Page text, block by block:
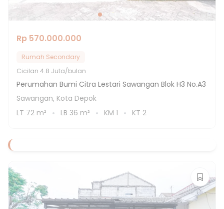
Rp 570.000.000
Rumah Secondary
Cicilan 4.8 Juta/bulan
Perumahan Bumi Citra Lestari Sawangan Blok H3 No.A3
Sawangan, Kota Depok
LT 72 m² LB 36 m² KM 1 KT 2